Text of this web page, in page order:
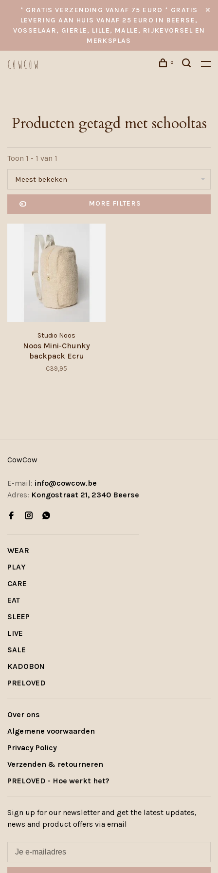
* GRATIS VERZENDING VANAF 75 EURO * GRATIS
LEVERING AAN HUIS VANAF 25 EURO IN BEERSE,
VOSSELAAR, GIERLE, LILLE, MALLE, RIJKEVORSEL EN
MERKSPLAS
0
Producten getagd met schooltas
Toon 1 - 1 van 1
Meest bekeken
MORE FILTERS
Studio Noos
Noos Mini-Chunky
backpack Ecru
€39,95
CowCow
E-mail: info@cowcow.be
Adres: Kongostraat 21, 2340 Beerse
WEAR
PLAY
CARE
EAT
SLEEP
LIVE
SALE
KADOBON
PRELOVED
Over ons
Algemene voorwaarden
Privacy Policy
Verzenden & retourneren
PRELOVED - Hoe werkt het?
Sign up for our newsletter and get the latest updates,
news and product offers via email